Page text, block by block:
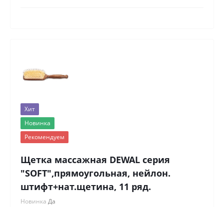
Хит
Новинка
Рекомендуем
Щетка массажная DEWAL серия
"SOFT",прямоугольная, нейлон.
штифт+нат.щетина, 11 ряд.
Новинка Да